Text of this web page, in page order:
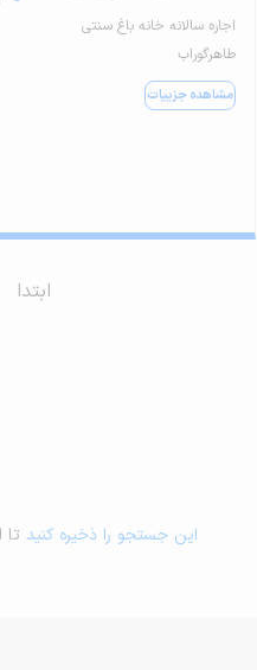
اجاره سالانه خانه باغ سنتی
طاهرگوراب
مشاهده جزییات
ابتدا
این جستجو را ذخیره کنید